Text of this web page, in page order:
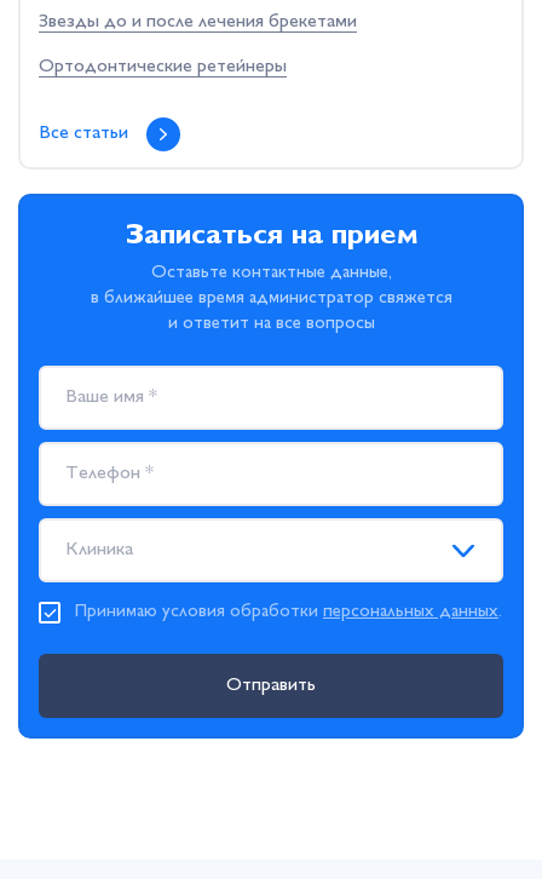
Звезды до и после лечения брекетами
Ортодонтические ретейнеры
Все статьи
Записаться на прием
Оставьте контактные данные,
в ближайшее время администратор свяжется
и ответит на все вопросы
Клиника
Принимаю условия обработки персональных данных.
Отправить